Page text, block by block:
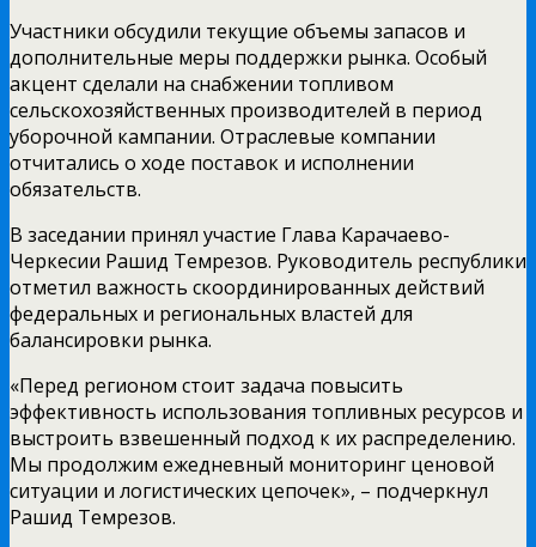
Участники обсудили текущие объемы запасов и
дополнительные меры поддержки рынка. Особый
акцент сделали на снабжении топливом
сельскохозяйственных производителей в период
уборочной кампании. Отраслевые компании
отчитались о ходе поставок и исполнении
обязательств.
В заседании принял участие Глава Карачаево-
Черкесии Рашид Темрезов. Руководитель республики
отметил важность скоординированных действий
федеральных и региональных властей для
балансировки рынка.
«Перед регионом стоит задача повысить
эффективность использования топливных ресурсов и
выстроить взвешенный подход к их распределению.
Мы продолжим ежедневный мониторинг ценовой
ситуации и логистических цепочек», – подчеркнул
Рашид Темрезов.